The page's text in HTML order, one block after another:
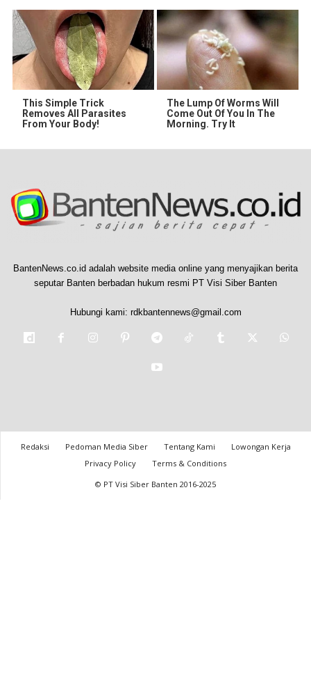
This Simple Trick
Removes All Parasites
From Your Body!
The Lump Of Worms Will
Come Out Of You In The
Morning. Try It
BantenNews.co.id adalah website media online yang menyajikan berita
seputar Banten berbadan hukum resmi PT Visi Siber Banten
Hubungi kami: rdkbantennews@gmail.com
Redaksi Pedoman Media Siber Tentang Kami
Lowongan Kerja
Privacy Policy
Terms & Conditions
© PT Visi Siber Banten 2016-2025